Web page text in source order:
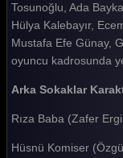
Arka Sokaklar
Arka Sokaklar
Tosunoğlu, Ada
Hülya Kalebayır,
Mustafa Efe Günay,
oyuncu kadrosunda
Arka Sokaklar
Rıza Baba (Zafer
Hüsnü Komiser